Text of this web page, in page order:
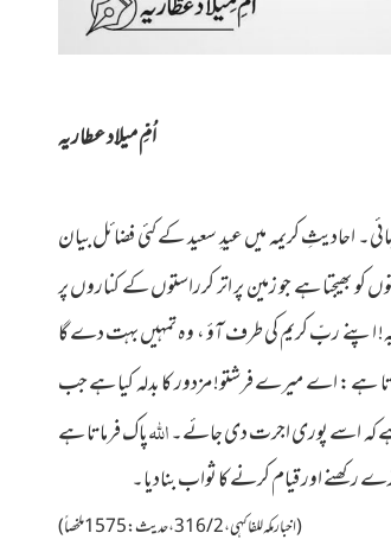
اُمِّ میلاد عطاریہ
احادیثِ کریمہ میں عیدِ سعید کے کئی فضائل بیان
کو بھیجتا ہے جو زمین پر اتر کرراستوں کے کناروں پر
اپنے ربِِّ کریم کی طرف آؤ ، وہ تمہیں بہت دے گا
ہے : اے میرے فرشتو! مزدور کا بدلہ کیا ہے جب
کہ اسے پوری اجرت دی جائے۔اللہپاک فرماتا ہے
اور قیام کرنے کا ثواب بنادیا۔
(اخبار مکہ للفاکہی ، 2 / 316 ، حدیث : 1575ملخصاً)